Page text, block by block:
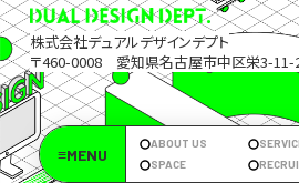
株式会社デュアルデザインデプト
〒460-0008 愛知県名古屋市中区栄3-11-
≡MENU
ABOUT US
SPACE